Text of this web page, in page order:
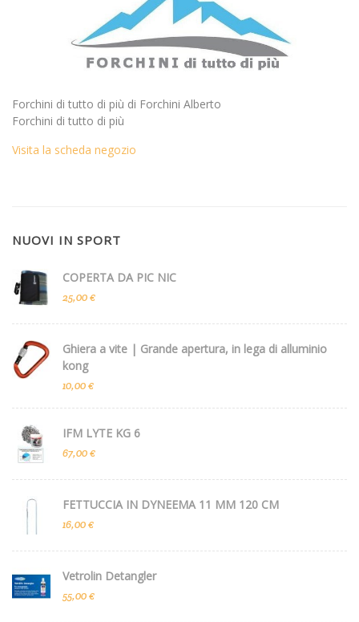
Forchini di tutto di più di Forchini Alberto
Forchini di tutto di più
Visita la scheda negozio
NUOVI IN SPORT
COPERTA DA PIC NIC
25,00 €
Ghiera a vite | Grande apertura, in lega di alluminio
kong
10,00 €
IFM LYTE KG 6
67,00 €
FETTUCCIA IN DYNEEMA 11 MM 120 CM
16,00 €
Vetrolin Detangler
55,00 €